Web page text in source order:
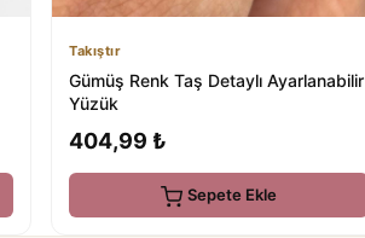
Takıştır
Gümüş Renk Taş Detaylı Ayarlanabilir
Yüzük
404,99 ₺
Sepete Ekle